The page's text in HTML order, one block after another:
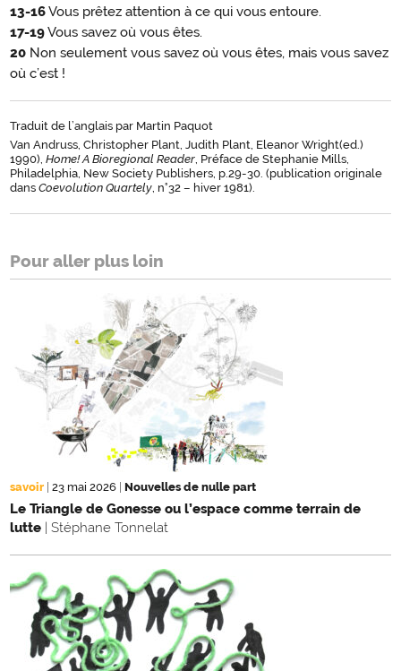
13-16Vous prêtez attention à ce qui vous entoure.
17-19Vous savez où vous êtes.
20 Non seulement vous savez où vous êtes, mais vous savez
où c’est !
Traduit de l’anglais par Martin Paquot
Van Andruss, Christopher Plant, Judith Plant, Eleanor Wright(ed.)
1990), Home! A Bioregional Reader, Préface de Stephanie Mills,
Philadelphia, New Society Publishers, p.29-30. (publication originale
dans Coevolution Quartely, n°32 – hiver 1981).
Pour aller plus loin
savoir 23 mai 2026 Nouvelles de nulle part
Le Triangle de Gonesse ou l’espace comme terrain de
lutte | Stéphane Tonnelat